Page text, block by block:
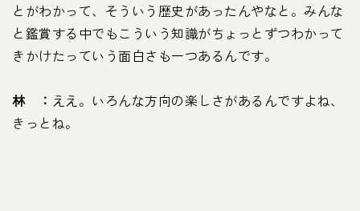
とがわかって、そういう歴史があったんやなと。みんな
と鑑賞する中でもこういう知識がちょっとずつわかって
きかけたっていう面白さも一つあるんです。
林 ： ええ。いろんな方向の楽しさがあるんですよね、
きっとね。